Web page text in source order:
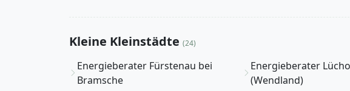
Kleine Kleinstädte (24)
Energieberater Fürstenau bei
Bramsche
Energieberater
(Wendland)